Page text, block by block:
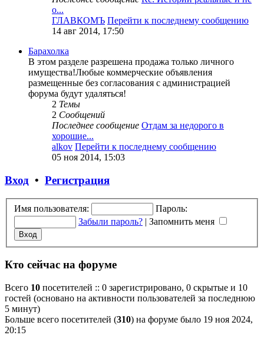
о...
ГЛАВКОМЪ Перейти к последнему сообщению
14 авг 2014, 17:50
Барахолка
В этом разделе разрешена продажа только личного
имущества!Любые коммерческие объявления
размещенные без согласования с администрацией
форума будут удаляться!
2 Темы
2 Сообщений
Последнее сообщение Отдам за недорого в
хорошие...
alkov Перейти к последнему сообщению
05 ноя 2014, 15:03
Вход • Регистрация
Имя пользователя:
Пароль:
Забыли пароль? | Запомнить меня
Кто сейчас на форуме
Всего 10 посетителей :: 0 зарегистрировано, 0 скрытые и 10
гостей (основано на активности пользователей за последнюю
5 минут)
Больше всего посетителей (310) на форуме было 19 ноя 2024,
20:15